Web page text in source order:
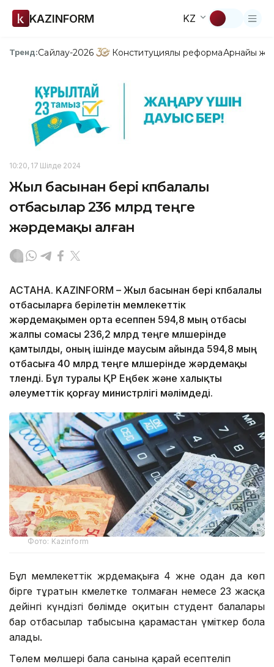
KAZINFORM KZ
Тренд:Сайлау-2026 Конституциялық реформаАрнайы
10:20, 17 Шілде 2024
Жыл басынан бері көпбалалы
отбасылар 236 млрд теңге
жәрдемақы алған
АСТАНА. KAZINFORM – Жыл басынан бері көпбалалы
отбасыларға берілетін мемлекеттік
жәрдемақымен орта есеппен 594,8 мың отбасы
жалпы сомасы 236,2 млрд теңге мөлшерінде
қамтылды, оның ішінде маусым айында 594,8 мың
отбасыға 40 млрд теңге мөлшерінде жәрдемақы
төленді. Бұл туралы ҚР Еңбек және халықты
әлеуметтік қорғау министрлігі мәлімдеді.
Фото: Kazinform
Бұл мемлекеттік жәрдемақыға 4 және одан да көп
бірге тұратын кәмелетке толмаған немесе 23 жасқа
дейінгі күндізгі бөлімде оқитын студент балалары
бар отбасылар табысына қарамастан үміткер бола
алады.
Төлем мөлшері бала санына қарай есептеліп